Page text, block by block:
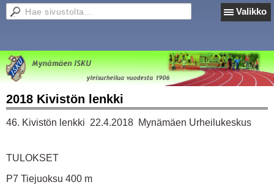
Valikko
2018 Kivistön lenkki
46. Kivistön lenkki 22.4.2018 Mynämäen Urheilukeskus
TULOKSET
P7 Tiejuoksu 400 m